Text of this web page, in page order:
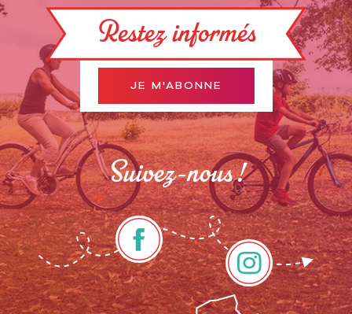
Restez informés
JE M'ABONNE
Suivez-nous !